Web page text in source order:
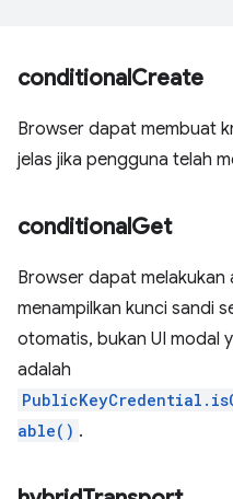
conditionalCreate
Browser dapat membuat
jelas jika pengguna telah
conditionalGet
Browser dapat melakukan
menampilkan kunci sandi
otomatis, bukan UI modal
adalah
able() .